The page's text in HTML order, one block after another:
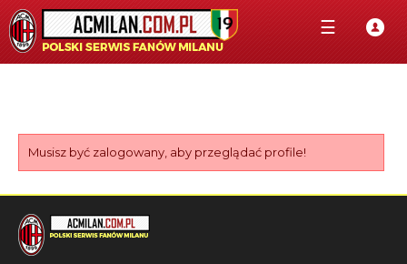
☰
Musisz być zalogowany, aby przeglądać profile!